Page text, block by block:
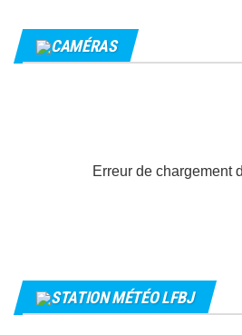
CAMÉRAS
Erreur de chargement
STATION MÉTÉO LFBJ